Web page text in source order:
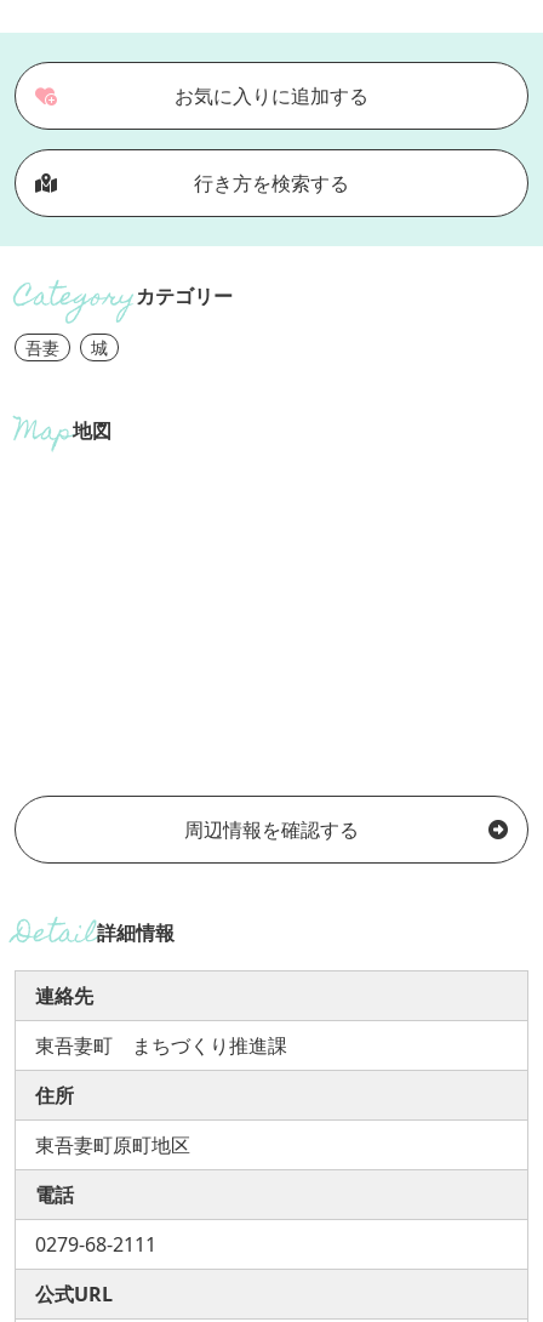
お気に入りに追加する
行き方を検索する
カテゴリー
吾妻 城
地図
周辺情報を確認する
詳細情報
連絡先
東吾妻町 まちづくり推進課
住所
東吾妻町原町地区
電話
0279-68-2111
公式URL